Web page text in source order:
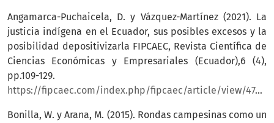
Angamarca-Puchaicela, D. y Vázquez-Martínez (2021). La
justicia indígena en el Ecuador, sus posibles excesos y la
posibilidad depositivizarla FIPCAEC, Revista Científica de
Ciencias Económicas y Empresariales (Ecuador),6 (4),
pp.109-129.
https://fipcaec.com/index.php/fipcaec/article/view/474/824
Bonilla, W. y Arana, M. (2015). Rondas campesinas como un